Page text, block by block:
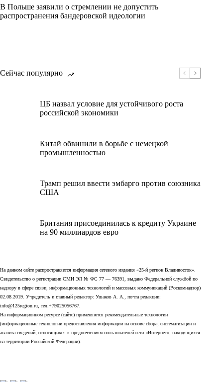
В Польше заявили о стремлении не допустить
распространения бандеровской идеологии
Сейчас популярно
ЦБ назвал условие для устойчивого роста
российской экономики
Китай обвинили в борьбе с немецкой
промышленностью
Трамп решил ввести эмбарго против союзника
США
Британия присоединилась к кредиту Украине
на 90 миллиардов евро
На данном сайте распространяется информация сетевого издания «25-й регион Владивосток».
Свидетельство о регистрации СМИ ЭЛ № ФС 77 — 76391, выдано Федеральной службой по
надзору в сфере связи, информационных технологий и массовых коммуникаций (Роскомнадзор)
02.08.2019. Учредитель и главный редактор: Ушаков А. А., почта редакции:
info@125region.ru, тел.+79025056767.
На информационном ресурсе (сайте) применяются рекомендательные технологии
(информационные технологии предоставления информации на основе сбора, систематизации и
анализа сведений, относящихся к предпочтениям пользователей сети «Интернет», находящихся
на территории Российской Федерации).